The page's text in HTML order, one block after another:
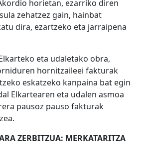
horietan, ezarriko diren
zehatzez gain, hainbat
dira, ezartzeko eta jarraipena
eta udaletako obra,
hornitzaileei fakturak
eskatzeko kanpaina bat egin
Elkartearen eta udalen asmoa
pausoz pauso fakturak
ZERBITZUA: MERKATARITZA